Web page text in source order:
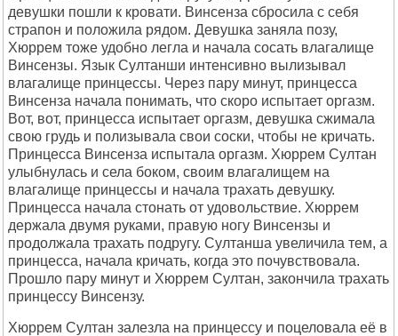
девушки пошли к кровати. Винсенза сбросила с себя
страпон и положила рядом. Девушка заняла позу,
Хюррем тоже удобно легла и начала сосать влагалище
Винсензы. Язык Султанши интенсивно вылизывал
влагалище принцессы. Через пару минут, принцесса
Винсенза начала понимать, что скоро испытает оргазм.
Вот, вот, принцесса испытает оргазм, девушка сжимала
свою грудь и полизывала свои соски, чтобы не кричать.
Принцесса Винсенза испытала оргазм. Хюррем Султан
улыбнулась и села боком, своим влагалищем на
влагалище принцессы и начала трахать девушку.
Принцесса начала стонать от удовольствие. Хюррем
держала двумя руками, правую ногу Винсензы и
продолжала трахать подругу. Султанша увеличила тем, а
принцесса, начала кричать, когда это почувствовала.
Прошло пару минут и Хюррем Султан, закончила трахать
принцессу Винсензу.
Хюррем Султан залезла на принцессу и поцеловала её в